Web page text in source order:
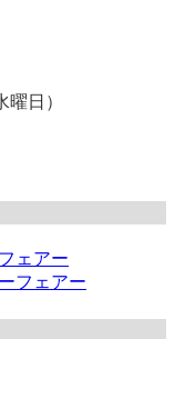
日）
ェアー